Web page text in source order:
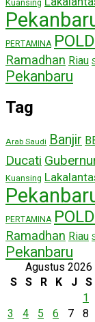
Kuansing
PERTAMINA
Ramadhan Riau
Pekanbaru
Tag
Arab Saudi Banjir
Ducati
Kuansing
PERTAMINA
Ramadhan Riau
Pekanbaru
Agustus 2026
S
S R K J S
1
3
4 5 6 7 8